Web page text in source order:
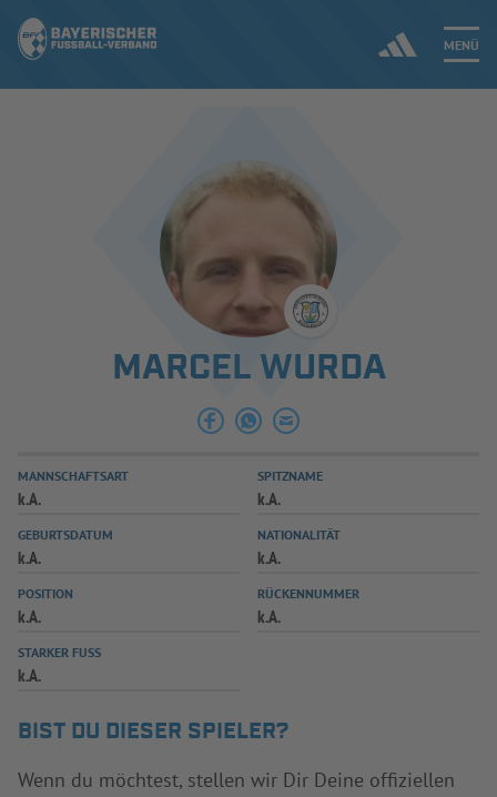
MENÜ
ERGEBNISSE & WETTBEWERBE
SPIELBETRIEB & VERBANDSLEBEN
AUSBILDUNG & FÖRDERUNG
SPIELPLUS
MARCEL WURDA
MANNSCHAFTSART
k.A.
SPITZNAME
k.A.
GEBURTSDATUM
k.A.
NATIONALITÄT
k.A.
POSITION
k.A.
RÜCKENNUMMER
k.A.
STARKER FUSS
k.A.
BIST DU DIESER SPIELER?
Wenn du möchtest, stellen wir Dir Deine offiziellen